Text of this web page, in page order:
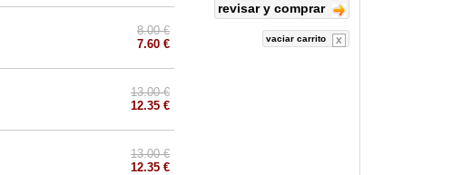
8.00 €
7.60 €
13.00 €
12.35 €
13.00 €
12.35 €
revisar y comprar
vaciar carrito